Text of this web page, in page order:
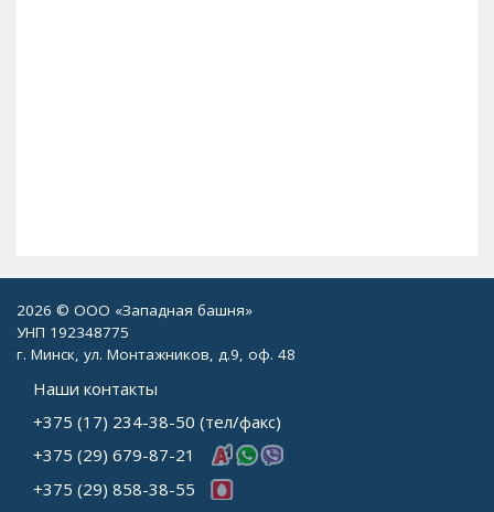
2026 © ООО «Западная башня»
УНП 192348775
г. Минск, ул. Монтажников, д.9, оф. 48
Наши контакты
+375 (17) 234-38-50 (тел/факс)
+375 (29) 679-87-21
+375 (29) 858-38-55